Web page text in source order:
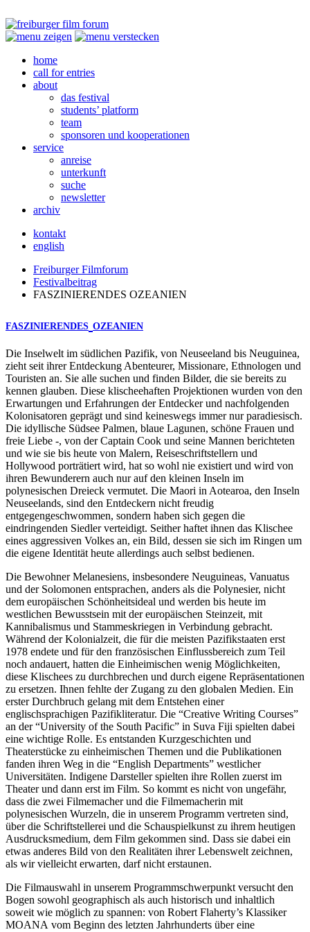
home
call for entries
about
das festival
students’ platform
team
sponsoren und kooperationen
service
anreise
unterkunft
suche
newsletter
archiv
kontakt
english
Freiburger Filmforum
Festivalbeitrag
FASZINIERENDES OZEANIEN
FASZINIERENDES OZEANIEN
Die Inselwelt im südlichen Pazifik, von Neuseeland bis Neuguinea,
zieht seit ihrer Entdeckung Abenteurer, Missionare, Ethnologen und
Touristen an. Sie alle suchen und finden Bilder, die sie bereits zu
kennen glauben. Diese klischeehaften Projektionen wurden von den
Erwartungen und Erfahrungen der Entdecker und nachfolgenden
Kolonisatoren geprägt und sind keineswegs immer nur paradiesisch.
Die idyllische Südsee Palmen, blaue Lagunen, schöne Frauen und
freie Liebe -, von der Captain Cook und seine Mannen berichteten
und wie sie bis heute von Malern, Reiseschriftstellern und
Hollywood porträtiert wird, hat so wohl nie existiert und wird von
ihren Bewunderern auch nur auf den kleinen Inseln im
polynesischen Dreieck vermutet. Die Maori in Aotearoa, den Inseln
Neuseelands, sind den Entdeckern nicht freudig
entgegengeschwommen, sondern haben sich gegen die
eindringenden Siedler verteidigt. Seither haftet ihnen das Klischee
eines aggressiven Volkes an, ein Bild, dessen sie sich im Ringen um
die eigene Identität heute allerdings auch selbst bedienen.
Die Bewohner Melanesiens, insbesondere Neuguineas, Vanuatus
und der Solomonen entsprachen, anders als die Polynesier, nicht
dem europäischen Schönheitsideal und werden bis heute im
westlichen Bewusstsein mit der europäischen Steinzeit, mit
Kannibalismus und Stammeskriegen in Verbindung gebracht.
Während der Kolonialzeit, die für die meisten Pazifikstaaten erst
1978 endete und für den französischen Einflussbereich zum Teil
noch andauert, hatten die Einheimischen wenig Möglichkeiten,
diese Klischees zu durchbrechen und durch eigene Repräsentationen
zu ersetzen. Ihnen fehlte der Zugang zu den globalen Medien. Ein
erster Durchbruch gelang mit dem Entstehen einer
englischsprachigen Pazifikliteratur. Die “Creative Writing Courses”
an der “University of the South Pacific” in Suva Fiji spielten dabei
eine wichtige Rolle. Es entstanden Kurzgeschichten und
Theaterstücke zu einheimischen Themen und die Publikationen
fanden ihren Weg in die “English Departments” westlicher
Universitäten. Indigene Darsteller spielten ihre Rollen zuerst im
Theater und dann erst im Film. So kommt es nicht von ungefähr,
dass die zwei Filmemacher und die Filmemacherin mit
polynesischen Wurzeln, die in unserem Programm vertreten sind,
über die Schriftstellerei und die Schauspielkunst zu ihrem heutigen
Ausdrucksmedium, dem Film gekommen sind. Dass sie dabei ein
etwas anderes Bild von den Realitäten ihrer Lebenswelt zeichnen,
als wir vielleicht erwarten, darf nicht erstaunen.
Die Filmauswahl in unserem Programmschwerpunkt versucht den
Bogen sowohl geographisch als auch historisch und inhaltlich
soweit wie möglich zu spannen: von Robert Flaherty’s Klassiker
MOANA vom Beginn des letzten Jahrhunderts über eine